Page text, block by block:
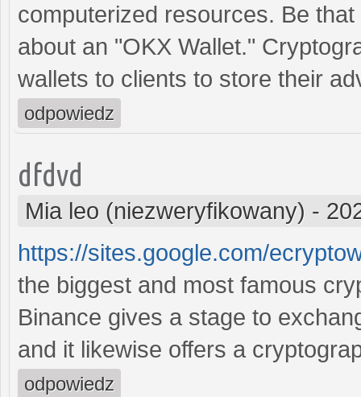
computerized resources. Be
about an "OKX Wallet."
wallets to clients to store their
odpowiedz
dfdvd
Mia leo (niezweryfikowany) -
https://sites.google.com/
the biggest and most famous
Binance gives a stage to
and it likewise offers a
odpowiedz